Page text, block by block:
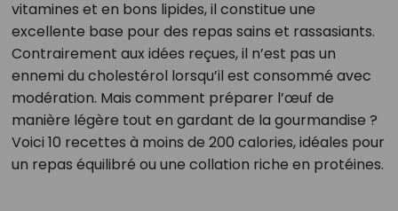
vitamines et en bons lipides, il constitue une
excellente base pour des repas sains et rassasiants.
Contrairement aux idées reçues, il n’est pas un
ennemi du cholestérol lorsqu’il est consommé avec
modération. Mais comment préparer l’œuf de
manière légère tout en gardant de la gourmandise ?
Voici 10 recettes à moins de 200 calories, idéales pour
un repas équilibré ou une collation riche en protéines.